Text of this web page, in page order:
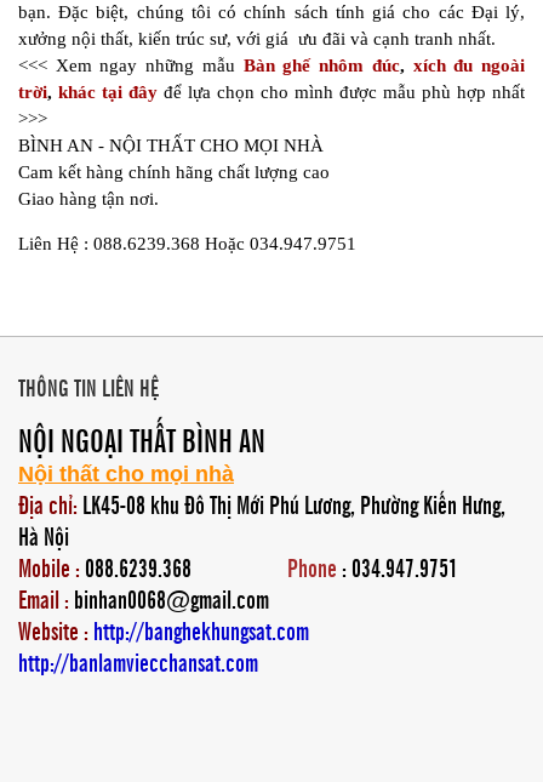
bạn. Đặc biệt, chúng tôi có chính sách tính giá cho các Đại lý,
xưởng nội thất, kiến trúc sư, với giá ưu đãi và cạnh tranh nhất.
<<< Xem ngay những mẫu Bàn ghế nhôm đúc, xích đu ngoài
trời, khác tại đây để lựa chọn cho mình được mẫu phù hợp nhất
>>>
BÌNH AN - NỘI THẤT CHO MỌI NHÀ
Cam kết hàng chính hãng chất lượng cao
Giao hàng tận nơi.
Liên Hệ : 088.6239.368 Hoặc 034.947.9751
THÔNG TIN LIÊN HỆ
NỘI NGOẠI THẤT BÌNH AN
Nội thất cho mọi nhà
Địa chỉ: LK45-08 khu Đô Thị Mới Phú Lương, Phường Kiến Hưng,
Hà Nội
Mobile : 088.6239.368 Phone: 034.947.9751
Email : binhan0068@gmail.com
Website : http://banghekhungsat.com
http://banlamviecchansat.com